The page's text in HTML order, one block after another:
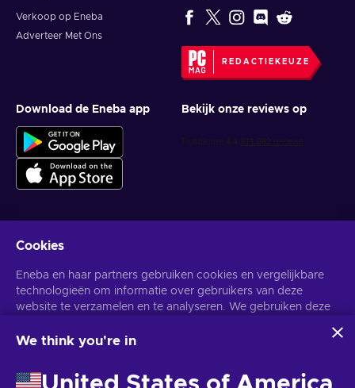
Verkoop op Eneba
Adverteer Met Ons
REDACTIEKEUZE
Download de Eneba app Bekijk onze reviews op
Krijg gepersonaliseerde gameaanbiedingen
Abonneer
U kunt zich op elk gewenst moment afmelden. Bezoek dePrivacy
Cookies
Eneba en haar partners gebruiken cookies en vergelijkbare
technologieën om informatie over gebruikers van deze
website te verzamelen en te analyseren. We gebruiken deze
de site te verbeteren. Uw persoonlijke gegevens kunnen ook
Door op 'Alles accepteren' te klikken, geef je toestemming
We think you're in